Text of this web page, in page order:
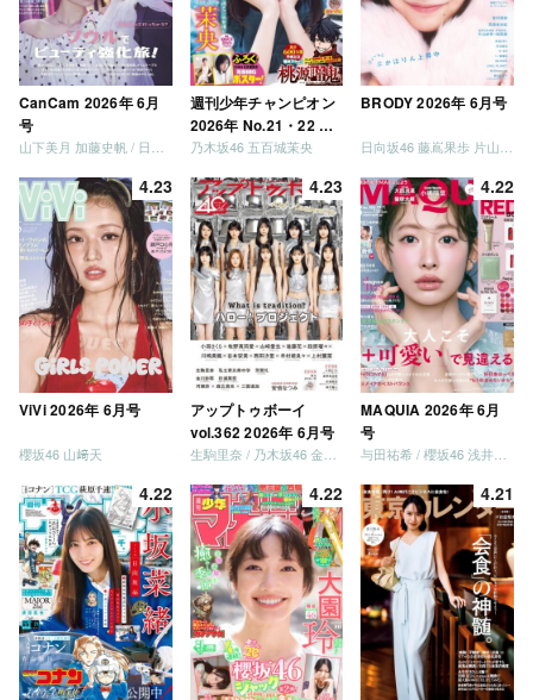
CanCam 2026年 6月
号
週刊少年チャンピオン
2026年 No.21・22 合
併号
乃木坂46 五百城茉央
BRODY 2026年 6月号
4.23
ViVi 2026年 6月号
櫻坂46 山﨑天
4.23
アップトゥボーイ
vol.362 2026年 6月号
4.22
MAQUIA 2026年 6月
号
4.22 4.22 4.21